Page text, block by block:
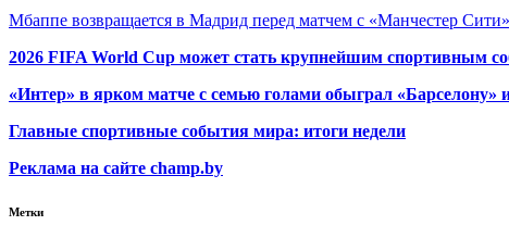
Мбаппе возвращается в Мадрид перед матчем с «Манчестер
2026 FIFA World Cup может стать крупнейшим спортивным
«Интер» в ярком матче с семью голами обыграл
Главные спортивные события мира: итоги недели
Реклама на сайте champ.by
Метки